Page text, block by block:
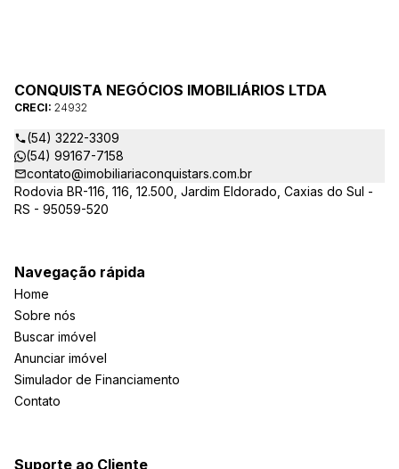
CONQUISTA NEGÓCIOS IMOBILIÁRIOS LTDA
CRECI: 24932
(54) 3222-3309
(54) 99167-7158
contato@imobiliariaconquistars.com.br
Rodovia BR-116, 116, 12.500, Jardim Eldorado, Caxias do Sul -
RS - 95059-520
Navegação rápida
Home
Sobre nós
Buscar imóvel
Anunciar imóvel
Simulador de Financiamento
Contato
Suporte ao Cliente